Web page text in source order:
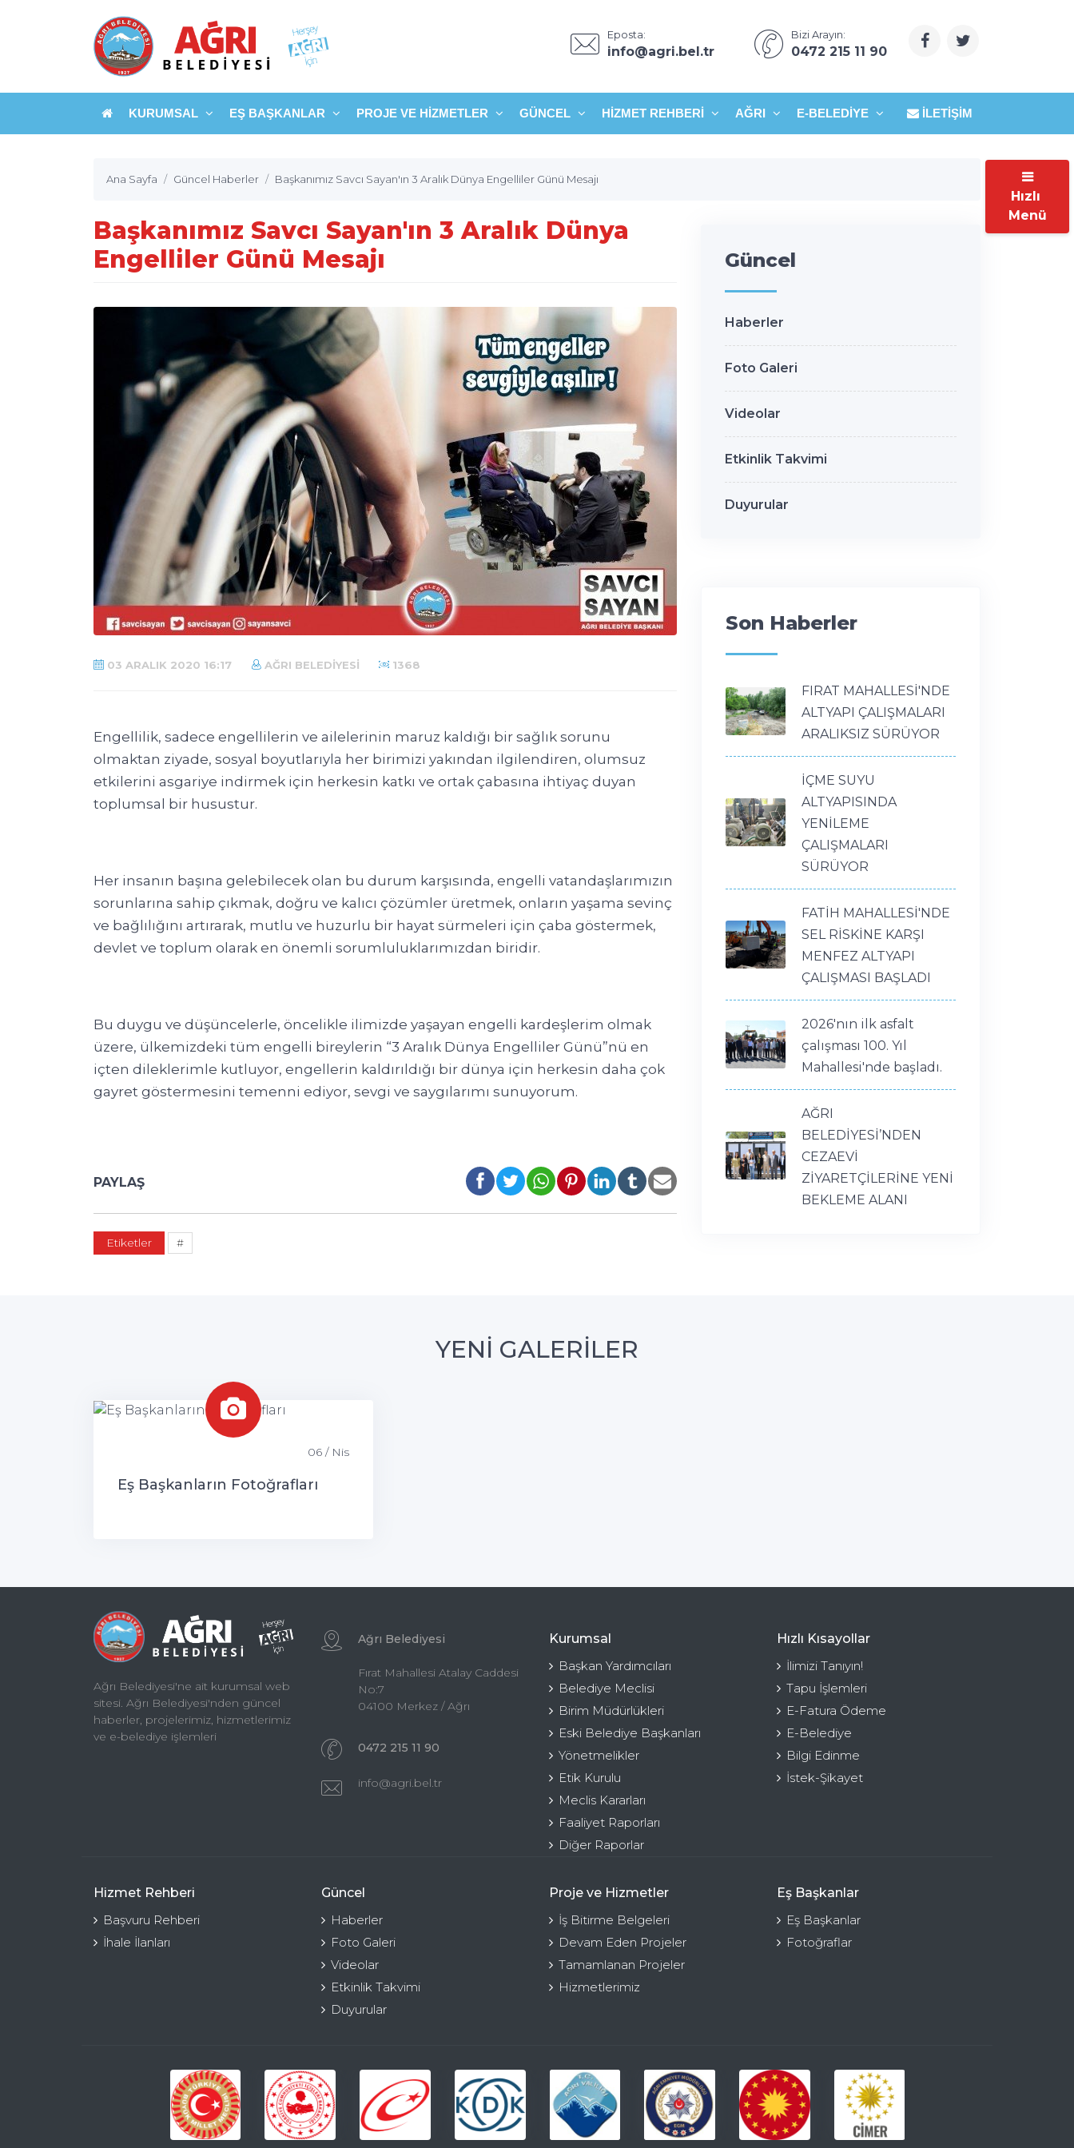
Eposta:
info@agri.bel.tr
Bizi Arayın:
0472 215 11 90
KURUMSAL EŞ BAŞKANLAR PROJE VE HIZMETLER GÜNCEL HIZMET REHBERI AĞRI E-BELEDIYE İLETIŞIM
Ana Sayfa Güncel Haberler Başkanımız Savcı Sayan'ın 3 Aralık Dünya Engelliler Günü Mesajı
Başkanımız Savcı Sayan'ın 3 Aralık Dünya
Engelliler Günü Mesajı
03 ARALIK 2020 16:17 AĞRI BELEDIYESI 1368
Engellilik, sadece engellilerin ve ailelerinin maruz kaldığı bir sağlık sorunu
olmaktan ziyade, sosyal boyutlarıyla her birimizi yakından ilgilendiren, olumsuz
etkilerini asgariye indirmek için herkesin katkı ve ortak çabasına ihtiyaç duyan
toplumsal bir husustur.
Her insanın başına gelebilecek olan bu durum karşısında, engelli vatandaşlarımızın
sorunlarına sahip çıkmak, doğru ve kalıcı çözümler üretmek, onların yaşama sevinç
ve bağlılığını artırarak, mutlu ve huzurlu bir hayat sürmeleri için çaba göstermek,
devlet ve toplum olarak en önemli sorumluluklarımızdan biridir.
Bu duygu ve düşüncelerle, öncelikle ilimizde yaşayan engelli kardeşlerim olmak
üzere, ülkemizdeki tüm engelli bireylerin “3 Aralık Dünya Engelliler Günü”nü en
içten dileklerimle kutluyor, engellerin kaldırıldığı bir dünya için herkesin daha çok
gayret göstermesini temenni ediyor, sevgi ve saygılarımı sunuyorum.
PAYLAŞ
Etiketler #
Güncel
Haberler
Foto Galeri
Videolar
Etkinlik Takvimi
Duyurular
Son Haberler
FIRAT MAHALLESİ'NDE
ALTYAPI ÇALIŞMALARI
ARALIKSIZ SÜRÜYOR
İÇME SUYU
ALTYAPISINDA
YENİLEME
ÇALIŞMALARI
SÜRÜYOR
FATİH MAHALLESİ'NDE
SEL RİSKİNE KARŞI
MENFEZ ALTYAPI
ÇALIŞMASI BAŞLADI
2026'nın ilk asfalt
çalışması 100. Yıl
Mahallesi'nde başladı.
AĞRI
BELEDİYESİ’NDEN
CEZAEVİ
ZİYARETÇİLERİNE YENİ
BEKLEME ALANI
YENİ GALERİLER
06 / Nis
Eş Başkanların Fotoğrafları
Ağrı Belediyesi'ne ait kurumsal web
sitesi. Ağrı Belediyesi'nden güncel
haberler, projelerimiz, hizmetlerimiz
ve e-belediye işlemleri
Ağrı Belediyesi
Fırat Mahallesi Atalay Caddesi
No:7
04100 Merkez / Ağrı
0472 215 11 90
info@agri.bel.tr
Kurumsal
Başkan Yardımcıları
Belediye Meclisi
Birim Müdürlükleri
Eski Belediye Başkanları
Yönetmelikler
Etik Kurulu
Meclis Kararları
Faaliyet Raporları
Diğer Raporlar
Hızlı Kısayollar
İlimizi Tanıyın!
Tapu İşlemleri
E-Fatura Ödeme
E-Belediye
Bilgi Edinme
İstek-Şikayet
Hizmet Rehberi
Başvuru Rehberi
İhale İlanları
Güncel
Haberler
Foto Galeri
Videolar
Etkinlik Takvimi
Duyurular
Proje ve Hizmetler
İş Bitirme Belgeleri
Devam Eden Projeler
Tamamlanan Projeler
Hizmetlerimiz
Eş Başkanlar
Eş Başkanlar
Fotoğraflar
Hızlı
Menü